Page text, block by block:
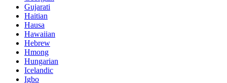
Gujarati
Haitian
Hausa
Hawaiian
Hebrew
Hmong
Hungarian
Icelandic
Igbo